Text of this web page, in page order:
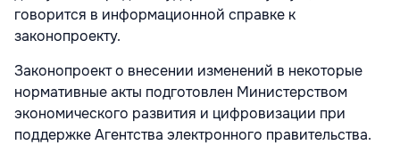
говорится в информационной справке к
законопроекту.
Законопроект о внесении изменений в некоторые
нормативные акты подготовлен Министерством
экономического развития и цифровизации при
поддержке Агентства электронного правительства.